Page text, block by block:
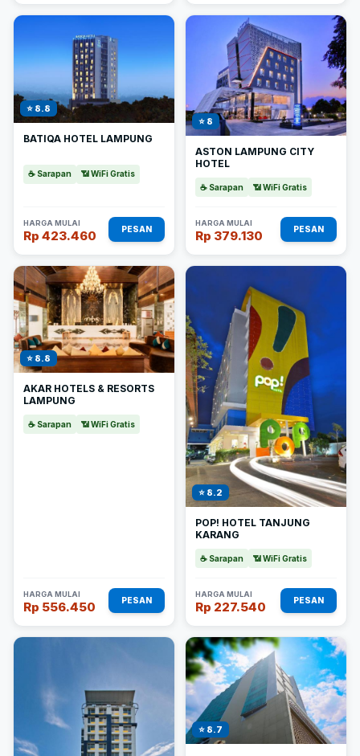
⭐ 8.8
BATIQA HOTEL LAMPUNG
☕ Sarapan 📶 WiFi Gratis
HARGA MULAI
Rp 423.460 PESAN
⭐ 8
ASTON LAMPUNG CITY
HOTEL
☕ Sarapan 📶 WiFi Gratis
HARGA MULAI
Rp 379.130 PESAN
⭐ 8.8
AKAR HOTELS & RESORTS
LAMPUNG
☕ Sarapan 📶 WiFi Gratis
HARGA MULAI
Rp 556.450 PESAN
⭐ 8.2
POP! HOTEL TANJUNG
KARANG
☕ Sarapan 📶 WiFi Gratis
HARGA MULAI
Rp 227.540 PESAN
⭐ 8.7